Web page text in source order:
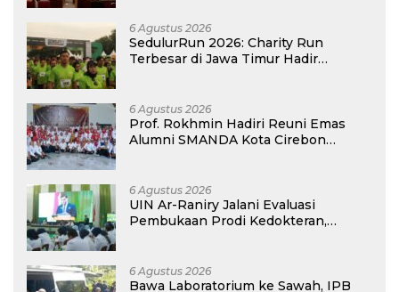
6 Agustus 2026
SedulurRun 2026: Charity Run
Terbesar di Jawa Timur Hadir
Guru Honorer
6 Agustus 2026
Prof. Rokhmin Hadiri Reuni Emas
Alumni SMANDA Kota Cirebon
6 Agustus 2026
UIN Ar-Raniry Jalani Evaluasi
Pembukaan Prodi Kedokteran,
6 Agustus 2026
Bawa Laboratorium ke Sawah, IPB